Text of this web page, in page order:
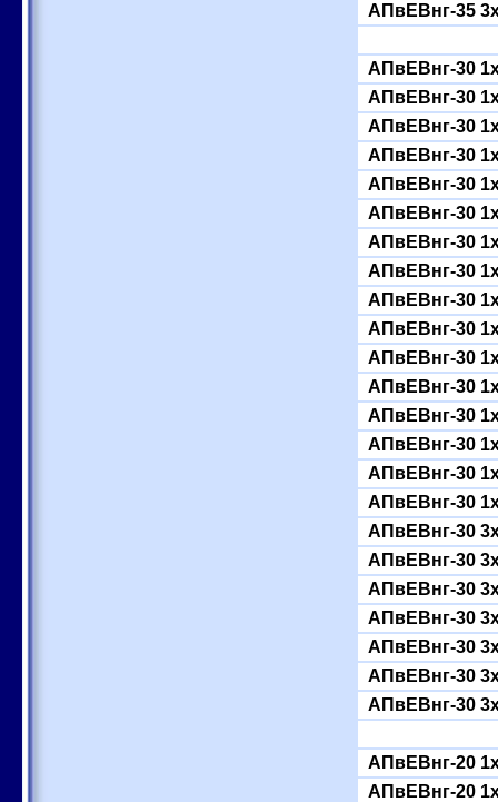
АПвЕВнг-35
АПвЕВнг-30
АПвЕВнг-30
АПвЕВнг-30
АПвЕВнг-30
АПвЕВнг-30
АПвЕВнг-30
АПвЕВнг-30
АПвЕВнг-30
АПвЕВнг-30
АПвЕВнг-30
АПвЕВнг-30
АПвЕВнг-30
АПвЕВнг-30
АПвЕВнг-30
АПвЕВнг-30
АПвЕВнг-30
АПвЕВнг-30
АПвЕВнг-30
АПвЕВнг-30
АПвЕВнг-30
АПвЕВнг-30
АПвЕВнг-30
АПвЕВнг-30
АПвЕВнг-20
АПвЕВнг-20